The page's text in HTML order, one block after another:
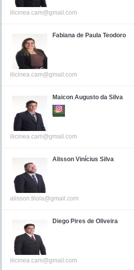
ilicinea.cam@gmail.com
Fabiana de Paula Teodoro
ilicinea.cam@gmail.com
Maicon Augusto da Silva
ilicinea.cam@gmail.com
Alisson Vinícius Silva
alisson.tilola@gmail.com
Diego Pires de Oliveira
ilicinea.cam@gmail.com